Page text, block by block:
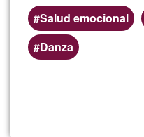
Salud emocional
Danza